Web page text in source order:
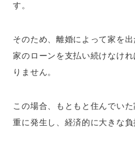
す。
そのため、離婚によって家を
家のローンを支払い続けなけ
りません。
この場合、
もともと住んでい
重に発生し、経済的に大きな